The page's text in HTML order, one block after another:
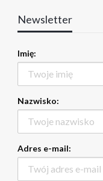
Newsletter
Imię:
Nazwisko:
Adres e-mail: